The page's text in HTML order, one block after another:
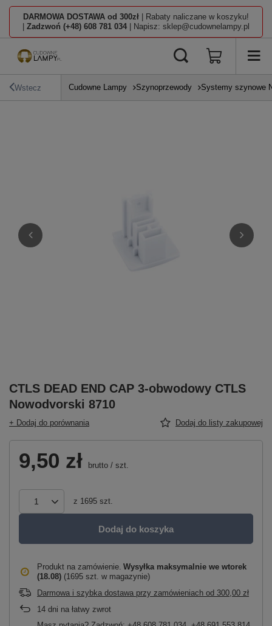
DARMOWA DOSTAWA od 300zł | Rabaty naliczane w koszyku!
Zadzwoń (+48) 608 781 034 | Napisz: sklep@cudownelampy.pl
Wstecz Cudowne Lampy Szynoprzewody Systemy szynowe
CTLS DEAD END CAP 3-obwodowy CTLS
Nowodvorski 8710
+ Dodaj do porównania Dodaj do listy zakupowej
9,50 zł brutto / szt.
z 1695 szt.
Dodaj do koszyka
Produkt na zamówienie Wysyłka maksymalnie we wtorek
(18.08) (1695 szt. w magazynie)
Darmowa i szybka dostawa przy zamówieniach od 300,00 zł
14 dni na łatwy zwrot